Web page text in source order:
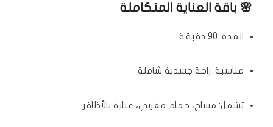
🌸 باقة العناية المتكاملة
المدة: 90 دقيقة
مناسبة: راحة جسدية شاملة
تشمل: مساج، حمام مغربي، عناية بالأظافر